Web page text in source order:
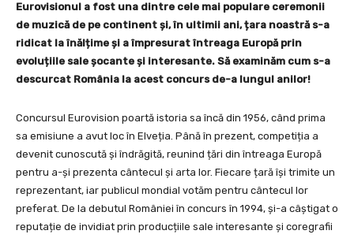
Eurovisionul a fost una dintre cele mai populare ceremonii
de muzică de pe continent și, în ultimii ani, țara noastră s-a
ridicat la înălțime și a împresurat întreaga Europă prin
evoluțiile sale șocante și interesante. Să examinăm cum s-a
descurcat România la acest concurs de-a lungul anilor!
Concursul Eurovision poartă istoria sa încă din 1956, când prima
sa emisiune a avut loc în Elveția. Până în prezent, competiția a
devenit cunoscută și îndrăgită, reunind țări din întreaga Europă
pentru a-și prezenta cântecul și arta lor. Fiecare țară își trimite un
reprezentant, iar publicul mondial votăm pentru cântecul lor
preferat. De la debutul ​​României în concurs în 1994, și-a câștigat o
reputație de invidiat prin producțiile sale interesante și coregrafii